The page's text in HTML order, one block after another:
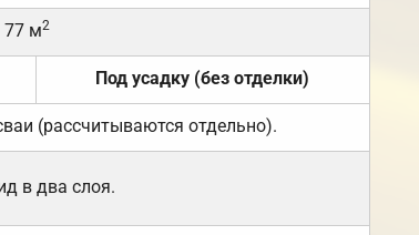
77 м2
Под усадку (без отделки)
(рассчитываются отдельно).
в два слоя.